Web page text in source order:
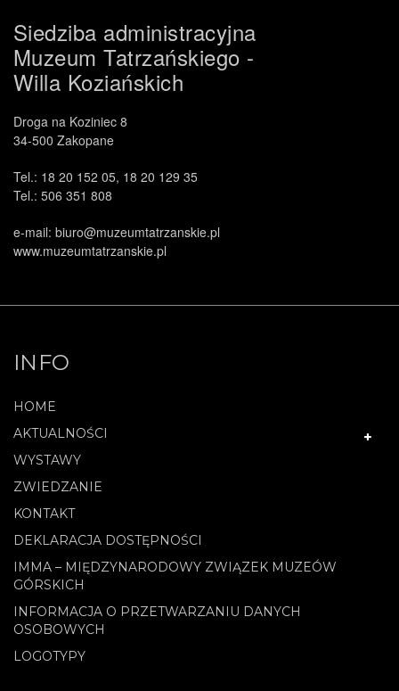
Siedziba administracyjna
Muzeum Tatrzańskiego -
Willa Koziańskich
Droga na Koziniec 8
34-500 Zakopane
Tel.: 18 20 152 05, 18 20 129 35
Tel.: 506 351 808
e-mail: biuro@muzeumtatrzanskie.pl
www.muzeumtatrzanskie.pl
INFO
HOME
AKTUALNOŚCI
WYSTAWY
ZWIEDZANIE
KONTAKT
DEKLARACJA DOSTĘPNOŚCI
IMMA – MIĘDZYNARODOWY ZWIĄZEK MUZEÓW
GÓRSKICH
INFORMACJA O PRZETWARZANIU DANYCH
OSOBOWYCH
LOGOTYPY